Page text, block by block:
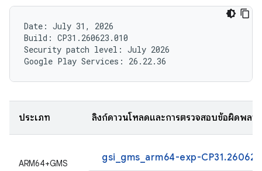
Date: July 31, 2026
Build: CP31.260623.010
Security patch level: July 2026
ประเภท ลิงก์ดาวน์โหลดและการตรวจสอบข้อผิดพลา
ARM64+GMS gsi_gms_arm64-exp-